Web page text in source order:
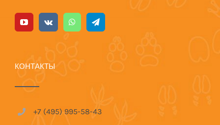
КОНТАКТЫ
+7 (495) 995-58-43